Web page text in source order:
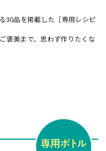
30品を掲載した［専用レシピ
褒美まで、思わず作りたくな